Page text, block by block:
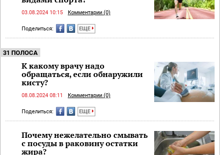
03.08.2024 10:15 Комментарии (0)
Поделиться: ЕЩЕ
31 ПОЛОСА
К какому врачу надо
обращаться, если обнаружили
кисту?
08.08.2024 08:11 Комментарии (0)
Поделиться: ЕЩЕ
Почему нежелательно смывать
с посуды в раковину остатки
жира?